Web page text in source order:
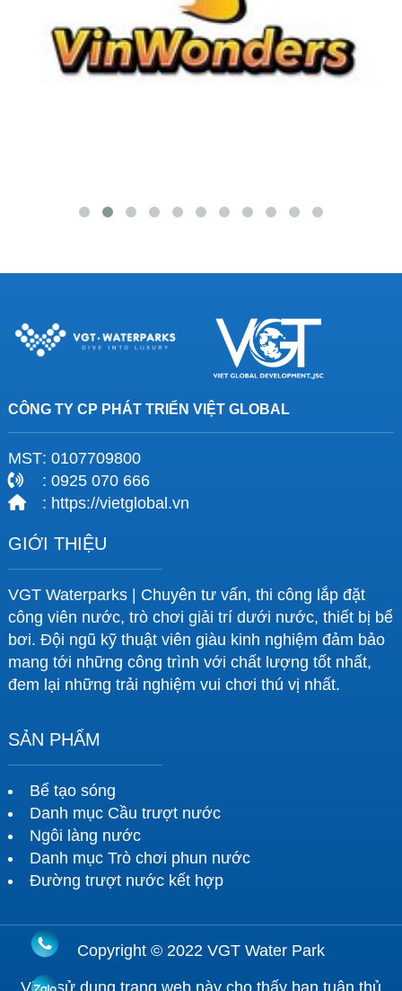
CÔNG TY CP PHÁT TRIỂN VIỆT GLOBAL
MST: 0107709800
: 0925 070 666
: https://vietglobal.vn
GIỚI THIỆU
VGT Waterparks | Chuyên tư vấn, thi công lắp đặt
công viên nước, trò chơi giải trí dưới nước, thiết bị bể
bơi. Đội ngũ kỹ thuật viên giàu kinh nghiệm đảm bảo
mang tới những công trình với chất lượng tốt nhất,
đem lại những trải nghiệm vui chơi thú vị nhất.
SẢN PHẨM
Bể tạo sóng
Danh mục Cầu trượt nước
Ngôi làng nước
Danh mục Trò chơi phun nước
Đường trượt nước kết hợp
Copyright © 2022 VGT Water Park
Việc sử dụng trang web này cho thấy bạn tuân thủ